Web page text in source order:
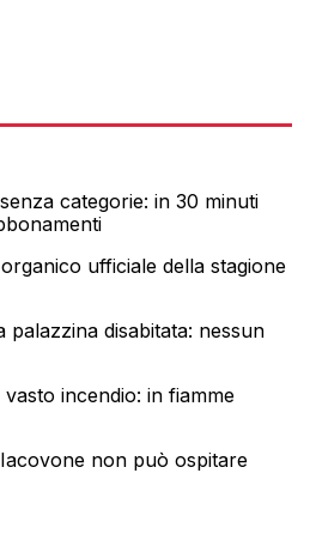
categorie: in 30 minuti
ufficiale della stagione
disabitata: nessun
incendio: in fiamme
non può ospitare